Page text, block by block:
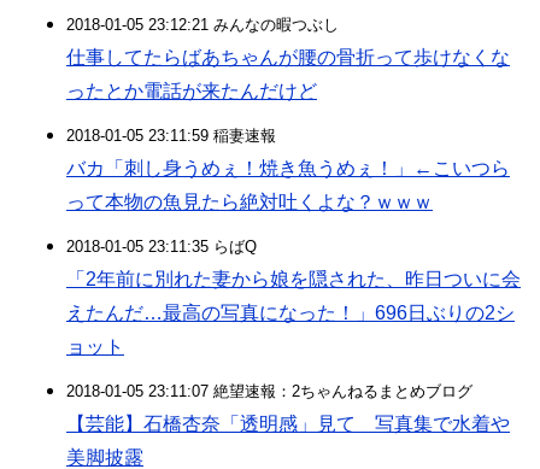
2018-01-05 23:12:21 みんなの暇つぶし
仕事してたらばあちゃんが腰の骨折って歩けなくな
ったとか電話が来たんだけど
2018-01-05 23:11:59 稲妻速報
バカ「刺し身うめぇ！焼き魚うめぇ！」←こいつら
って本物の魚見たら絶対吐くよな？ｗｗｗ
2018-01-05 23:11:35 らばQ
「2年前に別れた妻から娘を隠された、昨日ついに会
えたんだ…最高の写真になった！」696日ぶりの2シ
ョット
2018-01-05 23:11:07 絶望速報：2ちゃんねるまとめブログ
【芸能】石橋杏奈「透明感」見て 写真集で水着や
美脚披露